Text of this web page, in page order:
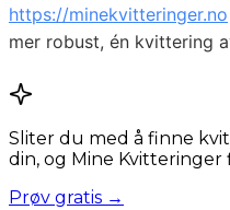
https://minekvitteringer.no
mer robust, én kvittering
Sliter du med å finne
din, og Mine
Prøv gratis →